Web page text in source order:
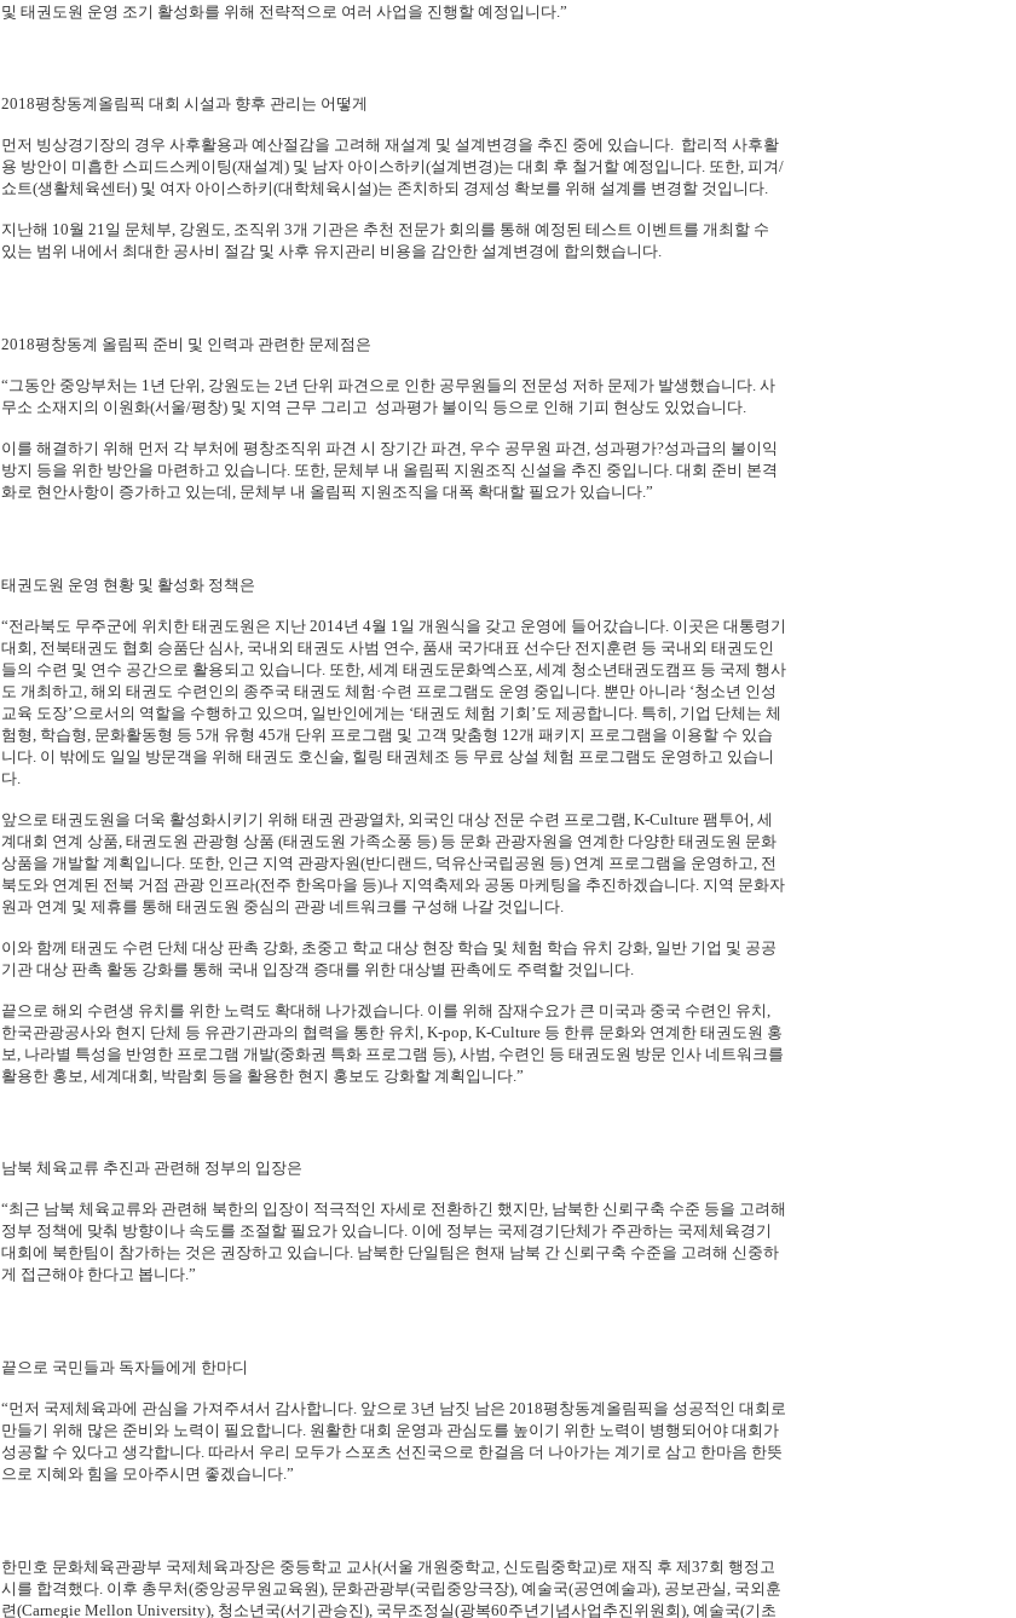
및 태권도원 운영 조기 활성화를 위해 전략적으로 여러 사업을 진행할 예정입니다.”
2018평창동계올림픽 대회 시설과 향후 관리는 어떻게
먼저 빙상경기장의 경우 사후활용과 예산절감을 고려해 재설계 및 설계변경을 추진 중에 있습니다. 합리적 사후활
용 방안이 미흡한 스피드스케이팅(재설계) 및 남자 아이스하키(설계변경)는 대회 후 철거할 예정입니다. 또한, 피겨/
쇼트(생활체육센터) 및 여자 아이스하키(대학체육시설)는 존치하되 경제성 확보를 위해 설계를 변경할 것입니다.
지난해 10월 21일 문체부, 강원도, 조직위 3개 기관은 추천 전문가 회의를 통해 예정된 테스트 이벤트를 개최할 수
있는 범위 내에서 최대한 공사비 절감 및 사후 유지관리 비용을 감안한 설계변경에 합의했습니다.
2018평창동계 올림픽 준비 및 인력과 관련한 문제점은
“그동안 중앙부처는 1년 단위, 강원도는 2년 단위 파견으로 인한 공무원들의 전문성 저하 문제가 발생했습니다. 사
무소 소재지의 이원화(서울/평창) 및 지역 근무 그리고 성과평가 불이익 등으로 인해 기피 현상도 있었습니다.
이를 해결하기 위해 먼저 각 부처에 평창조직위 파견 시 장기간 파견, 우수 공무원 파견, 성과평가?성과급의 불이익
방지 등을 위한 방안을 마련하고 있습니다. 또한, 문체부 내 올림픽 지원조직 신설을 추진 중입니다. 대회 준비 본격
화로 현안사항이 증가하고 있는데, 문체부 내 올림픽 지원조직을 대폭 확대할 필요가 있습니다.”
태권도원 운영 현황 및 활성화 정책은
“전라북도 무주군에 위치한 태권도원은 지난 2014년 4월 1일 개원식을 갖고 운영에 들어갔습니다. 이곳은 대통령기
대회, 전북태권도 협회 승품단 심사, 국내외 태권도 사범 연수, 품새 국가대표 선수단 전지훈련 등 국내외 태권도인
들의 수련 및 연수 공간으로 활용되고 있습니다. 또한, 세계 태권도문화엑스포, 세계 청소년태권도캠프 등 국제 행사
도 개최하고, 해외 태권도 수련인의 종주국 태권도 체험·수련 프로그램도 운영 중입니다. 뿐만 아니라 ‘청소년 인성
교육 도장’으로서의 역할을 수행하고 있으며, 일반인에게는 ‘태권도 체험 기회’도 제공합니다. 특히, 기업 단체는 체
험형, 학습형, 문화활동형 등 5개 유형 45개 단위 프로그램 및 고객 맞춤형 12개 패키지 프로그램을 이용할 수 있습
니다. 이 밖에도 일일 방문객을 위해 태권도 호신술, 힐링 태권체조 등 무료 상설 체험 프로그램도 운영하고 있습니
다.
앞으로 태권도원을 더욱 활성화시키기 위해 태권 관광열차, 외국인 대상 전문 수련 프로그램, K-Culture 팸투어, 세
계대회 연계 상품, 태권도원 관광형 상품 (태권도원 가족소풍 등) 등 문화 관광자원을 연계한 다양한 태권도원 문화
상품을 개발할 계획입니다. 또한, 인근 지역 관광자원(반디랜드, 덕유산국립공원 등) 연계 프로그램을 운영하고, 전
북도와 연계된 전북 거점 관광 인프라(전주 한옥마을 등)나 지역축제와 공동 마케팅을 추진하겠습니다. 지역 문화자
원과 연계 및 제휴를 통해 태권도원 중심의 관광 네트워크를 구성해 나갈 것입니다.
이와 함께 태권도 수련 단체 대상 판촉 강화, 초중고 학교 대상 현장 학습 및 체험 학습 유치 강화, 일반 기업 및 공공
기관 대상 판촉 활동 강화를 통해 국내 입장객 증대를 위한 대상별 판촉에도 주력할 것입니다.
끝으로 해외 수련생 유치를 위한 노력도 확대해 나가겠습니다. 이를 위해 잠재수요가 큰 미국과 중국 수련인 유치,
한국관광공사와 현지 단체 등 유관기관과의 협력을 통한 유치, K-pop, K-Culture 등 한류 문화와 연계한 태권도원 홍
보, 나라별 특성을 반영한 프로그램 개발(중화권 특화 프로그램 등), 사범, 수련인 등 태권도원 방문 인사 네트워크를
활용한 홍보, 세계대회, 박람회 등을 활용한 현지 홍보도 강화할 계획입니다.”
남북 체육교류 추진과 관련해 정부의 입장은
“최근 남북 체육교류와 관련해 북한의 입장이 적극적인 자세로 전환하긴 했지만, 남북한 신뢰구축 수준 등을 고려해
정부 정책에 맞춰 방향이나 속도를 조절할 필요가 있습니다. 이에 정부는 국제경기단체가 주관하는 국제체육경기
대회에 북한팀이 참가하는 것은 권장하고 있습니다. 남북한 단일팀은 현재 남북 간 신뢰구축 수준을 고려해 신중하
게 접근해야 한다고 봅니다.”
끝으로 국민들과 독자들에게 한마디
“먼저 국제체육과에 관심을 가져주셔서 감사합니다. 앞으로 3년 남짓 남은 2018평창동계올림픽을 성공적인 대회로
만들기 위해 많은 준비와 노력이 필요합니다. 원활한 대회 운영과 관심도를 높이기 위한 노력이 병행되어야 대회가
성공할 수 있다고 생각합니다. 따라서 우리 모두가 스포츠 선진국으로 한걸음 더 나아가는 계기로 삼고 한마음 한뜻
으로 지혜와 힘을 모아주시면 좋겠습니다.”
한민호 문화체육관광부 국제체육과장은 중등학교 교사(서울 개원중학교, 신도림중학교)로 재직 후 제37회 행정고
시를 합격했다. 이후 총무처(중앙공무원교육원), 문화관광부(국립중앙극장), 예술국(공연예술과), 공보관실, 국외훈
련(Carnegie Mellon University), 청소년국(서기관승진), 국무조정실(광복60주년기념사업추진위원회), 예술국(기초